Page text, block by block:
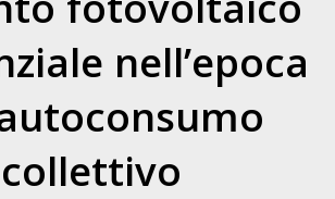
nell’epoca
collettivo